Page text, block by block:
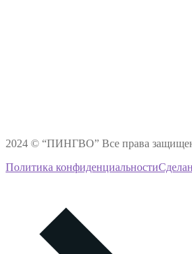
2024 © “ПИНГВО” Все права
Политика конфиденциальности